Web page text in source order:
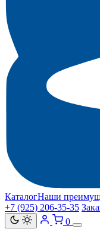
КаталогНаши
+7 (925) 206‑35‑35
0